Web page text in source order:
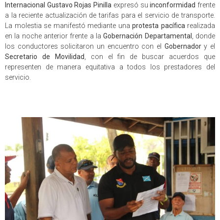
Internacional Gustavo Rojas Pinilla expresó suinconformidad frente
a la reciente actualización de tarifas para el servicio de transporte.
La molestia se manifestó mediante una protesta pacífica realizada
en la noche anterior frente a laGobernación Departamental
, donde
los conductores solicitaron un encuentro con el Gobernadory el
Secretario de Movilidad
, con el fin de buscar acuerdos que
representen de manera equitativa a todos los prestadores del
servicio.